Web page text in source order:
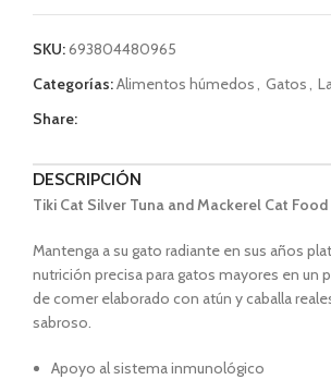
SKU:693804480965
Categorías:Alimentos húmedos, Gatos,
Share:
DESCRIPCIÓN
Tiki Cat Silver Tuna and Mackerel Cat
Mantenga a su gato radiante en sus años
nutrición precisa para gatos mayores en un
de comer elaborado con atún y caballa
sabroso.
Apoyo al sistema inmunológico